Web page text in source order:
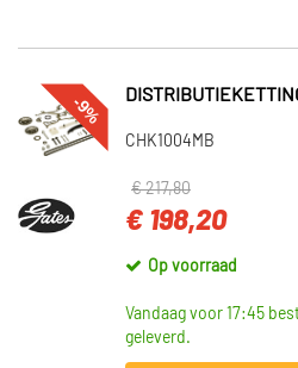
-9%
CHK1004MB
€ 217,80
€ 198,20
Op voorraad
Vandaag voor 17:45
geleverd.